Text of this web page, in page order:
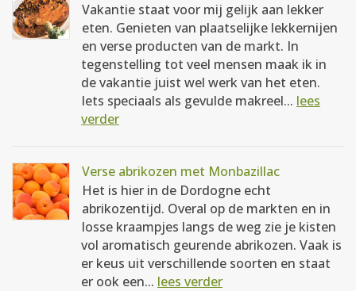
Vakantie staat voor mij gelijk aan lekker
eten. Genieten van plaatselijke lekkernijen
en verse producten van de markt. In
tegenstelling tot veel mensen maak ik in
de vakantie juist wel werk van het eten.
Iets speciaals als gevulde makreel... lees
verder
Verse abrikozen met Monbazillac
Het is hier in de Dordogne echt
abrikozentijd. Overal op de markten en in
losse kraampjes langs de weg zie je kisten
vol aromatisch geurende abrikozen. Vaak is
er keus uit verschillende soorten en staat
er ook een... lees verder